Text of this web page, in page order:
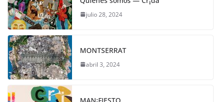
julio 28, 2024
MONTSERRAT
abril 3, 2024